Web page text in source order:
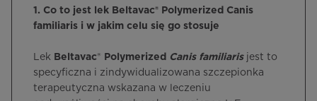
1. Co to jest lek Beltavac® Polymerized Canis
familiaris i w jakim celu się go stosuje
Lek Beltavac® Polymerized Canis familiaris jest to
specyficzna i zindywidualizowana szczepionka
terapeutyczna wskazana w leczeniu